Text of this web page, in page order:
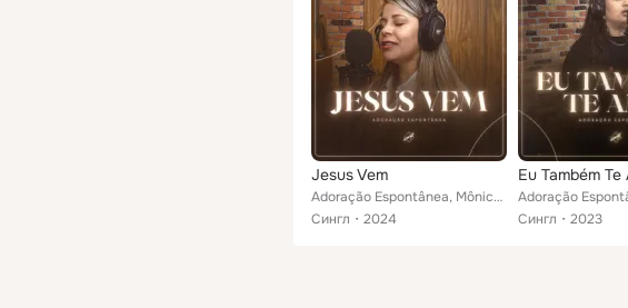
Jesus Vem
Adoração Espontânea, Mônica Brito, Kézia Gomes
Сингл
2024
Eu Também Te
Сингл
2023